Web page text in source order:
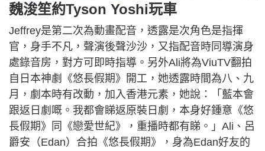
魏浚笙約Tyson Yoshi玩車
Jeffrey是第二次為動畫配音，透露是次角色是指揮
官，身手不凡，聲演後聲沙沙，又指配音時同導演身
處錄音房，對方可即時指導。另外Ali將為ViuTV翻拍
自日本神劇《悠長假期》開工，她透露時間為八、九
月，劇本時有改動，加入香港元素，她說：「藍本會
跟返日劇嘅。我都會睇返原裝日劇，本身好鍾意《悠
長假期》同《戀愛世紀》，重播時都有睇。」Ali、呂
爵安（Edan）合拍《悠長假期》，身為Edan好友的